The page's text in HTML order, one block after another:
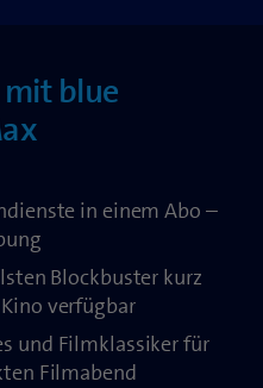
blue
in einem Abo –
Blockbuster kurz
verfügbar
und Filmklassiker für
Filmabend